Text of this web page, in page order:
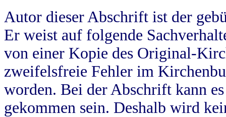
Autor dieser Abschrift ist der
Er weist auf folgende
von einer Kopie des Original-
zweifelsfreie Fehler im
worden. Bei der Abschrift kann
gekommen sein. Deshalb wird